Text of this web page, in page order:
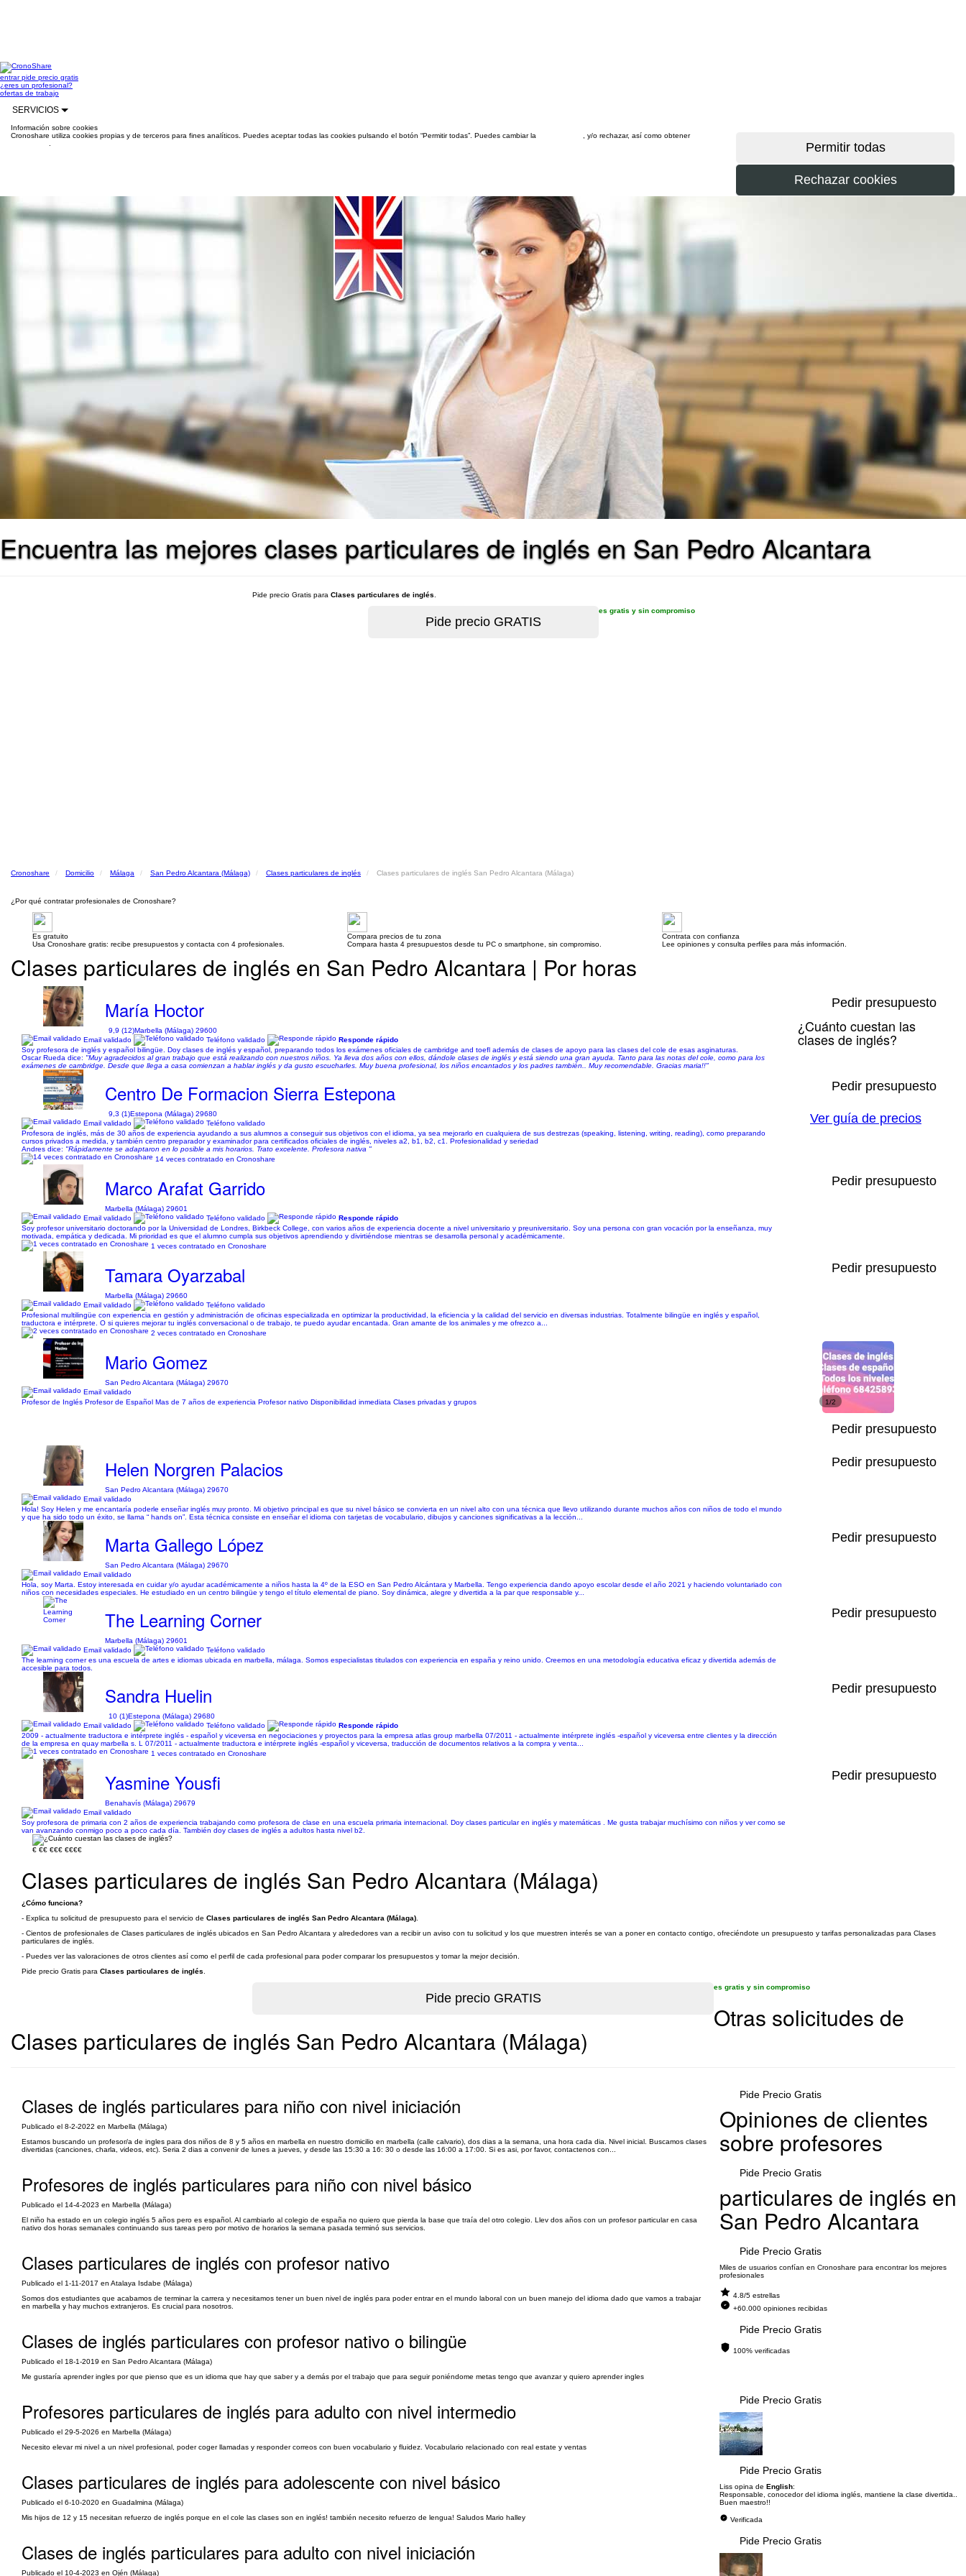
entrarpide precio gratis
¿eres un profesional?
ofertas de trabajo
SERVICIOS
Información sobre cookies
Cronoshare utiliza cookies propias y de terceros para fines analíticos. Puedes aceptar todas las cookies pulsando el botón “Permitir todas”. Puedes cambiar la
, y/o rechazar, así como obtener
Encuentra las mejores clases particulares de inglés en San Pedro Alcantara
Pide precio Gratis para Clases particulares de inglés
es gratis y sin compromiso
Cronoshare Domicilio Málaga San Pedro Alcantara (Málaga) Clases particulares de inglés Clases particulares de inglés San Pedro Alcantara (Málaga)
¿Por qué contratar profesionales de Cronoshare?
Es gratuito
Usa Cronoshare gratis: recibe presupuestos y contacta con 4 profesionales.
Compara precios de tu zona
Compara hasta 4 presupuestos desde tu PC o smartphone, sin compromiso.
Contrata con confianza
Lee opiniones y consulta perfiles para más información.
Clases particulares de inglés en San Pedro Alcantara | Por horas
María Hoctor
9,9 (12)Marbella (Málaga) 29600
Email validado
Teléfono validado
Responde rápido
Soy profesora de inglés y español bilingüe. Doy clases de inglés y español, preparando todos los exámenes oficiales de cambridge and toefl además de clases de apoyo para las clases del cole de esas asginaturas.
Oscar Rueda dice: "Muy agradecidos al gran trabajo que está realizando con nuestros niños. Ya lleva dos años con ellos, dándole clases de inglés y está siendo una gran ayuda. Tanto para las notas del cole, como para los
exámenes de cambridge. Desde que llega a casa comienzan a hablar inglés y da gusto escucharles. Muy buena profesional, los niños encantados y los padres también.. Muy recomendable. Gracias maria!!"
Pedir presupuesto
Centro De Formacion Sierra Estepona
9,3 (1)Estepona (Málaga) 29680
Email validado
Teléfono validado
Profesora de inglés, más de 30 años de experiencia ayudando a sus alumnos a conseguir sus objetivos con el idioma, ya sea mejorarlo en cualquiera de sus destrezas (speaking, listening, writing, reading), como preparando
cursos privados a medida, y también centro preparador y examinador para certificados oficiales de inglés, niveles a2, b1, b2, c1. Profesionalidad y seriedad
Andres dice: "Rápidamente se adaptaron en lo posible a mis horarios. Trato excelente. Profesora nativa "
14 veces contratado en Cronoshare
Pedir presupuesto
Marco Arafat Garrido
Marbella (Málaga) 29601
Email validado
Teléfono validado
Responde rápido
Soy profesor universitario doctorando por la Universidad de Londres, Birkbeck College, con varios años de experiencia docente a nivel universitario y preuniversitario. Soy una persona con gran vocación por la enseñanza, muy
motivada, empática y dedicada. Mi prioridad es que el alumno cumpla sus objetivos aprendiendo y divirtiéndose mientras se desarrolla personal y académicamente.
1 veces contratado en Cronoshare
Pedir presupuesto
Tamara Oyarzabal
Marbella (Málaga) 29660
Email validado
Teléfono validado
Profesional multilingüe con experiencia en gestión y administración de oficinas especializada en optimizar la productividad, la eficiencia y la calidad del servicio en diversas industrias. Totalmente bilingüe en inglés y español,
traductora e intérprete. O si quieres mejorar tu inglés conversacional o de trabajo, te puedo ayudar encantada. Gran amante de los animales y me ofrezco a...
2 veces contratado en Cronoshare
Pedir presupuesto
Mario Gomez
San Pedro Alcantara (Málaga) 29670
Email validado
Profesor de Inglés Profesor de Español Mas de 7 años de experiencia Profesor nativo Disponibilidad inmediata Clases privadas y grupos
1/2
Pedir presupuesto
Helen Norgren Palacios
San Pedro Alcantara (Málaga) 29670
Email validado
Hola! Soy Helen y me encantaría poderle enseñar inglés muy pronto. Mi objetivo principal es que su nivel básico se convierta en un nivel alto con una técnica que llevo utilizando durante muchos años con niños de todo el mundo
y que ha sido todo un éxito, se llama “ hands on”. Esta técnica consiste en enseñar el idioma con tarjetas de vocabulario, dibujos y canciones significativas a la lección...
Pedir presupuesto
Marta Gallego López
San Pedro Alcantara (Málaga) 29670
Email validado
Hola, soy Marta. Estoy interesada en cuidar y/o ayudar académicamente a niños hasta la 4º de la ESO en San Pedro Alcántara y Marbella. Tengo experiencia dando apoyo escolar desde el año 2021 y haciendo voluntariado con
niños con necesidades especiales. He estudiado en un centro bilingüe y tengo el título elemental de piano. Soy dinámica, alegre y divertida a la par que responsable y...
Pedir presupuesto
The Learning Corner
Marbella (Málaga) 29601
Email validado
Teléfono validado
The learning corner es una escuela de artes e idiomas ubicada en marbella, málaga. Somos especialistas titulados con experiencia en españa y reino unido. Creemos en una metodología educativa eficaz y divertida además de
accesible para todos.
Pedir presupuesto
Sandra Huelin
10 (1)Estepona (Málaga) 29680
Email validado
Teléfono validado
Responde rápido
2009 - actualmente traductora e intérprete inglés - español y viceversa en negociaciones y proyectos para la empresa atlas group marbella 07/2011 - actualmente intérprete inglés -español y viceversa entre clientes y la dirección
de la empresa en quay marbella s. L 07/2011 - actualmente traductora e intérprete inglés -español y viceversa, traducción de documentos relativos a la compra y venta...
1 veces contratado en Cronoshare
Pedir presupuesto
Yasmine Yousfi
Benahavís (Málaga) 29679
Email validado
Soy profesora de primaria con 2 años de experiencia trabajando como profesora de clase en una escuela primaria internacional. Doy clases particular en inglés y matemáticas . Me gusta trabajar muchísimo con niños y ver como se
van avanzando conmigo poco a poco cada día. También doy clases de inglés a adultos hasta nivel b2.
Pedir presupuesto
¿Cuánto cuestan las
clases de inglés?
Ver guía de precios
€ €€ €€€ €€€€
Clases particulares de inglés San Pedro Alcantara (Málaga)
¿Cómo funciona?
- Explica tu solicitud de presupuesto para el servicio de Clases particulares de inglés San Pedro Alcantara (Málaga)
- Cientos de profesionales de Clases particulares de inglés ubicados en San Pedro Alcantara y alrededores van a recibir un aviso con tu solicitud y los que muestren interés se van a poner en contacto contigo, ofreciéndote un presupuesto y tarifas personalizadas para Clases
particulares de inglés.
- Puedes ver las valoraciones de otros clientes así como el perfil de cada profesional para poder comparar los presupuestos y tomar la mejor decisión.
Pide precio Gratis para Clases particulares de inglés
es gratis y sin compromiso
Otras solicitudes de
Clases particulares de inglés San Pedro Alcantara (Málaga)
Clases de inglés particulares para niño con nivel iniciación
Publicado el 8-2-2022 en Marbella (Málaga)
Estamos buscando un profesor/a de ingles para dos niños de 8 y 5 años en marbella en nuestro domicilio en marbella (calle calvario), dos dias a la semana, una hora cada dia. Nivel inicial. Buscamos clases
divertidas (canciones, charla, videos, etc). Seria 2 dias a convenir de lunes a jueves, y desde las 15:30 a 16: 30 o desde las 16:00 a 17:00. Si es asi, por favor, contactenos con...
Pide Precio Gratis
Profesores de inglés particulares para niño con nivel básico
Publicado el 14-4-2023 en Marbella (Málaga)
El niño ha estado en un colegio inglés 5 años pero es español. Al cambiarlo al colegio de españa no quiero que pierda la base que traía del otro colegio. Llev dos años con un profesor particular en casa
nativo dos horas semanales continuando sus tareas pero por motivo de horarios la semana pasada terminó sus servicios.
Pide Precio Gratis
Clases particulares de inglés con profesor nativo
Publicado el 1-11-2017 en Atalaya Isdabe (Málaga)
Somos dos estudiantes que acabamos de terminar la carrera y necesitamos tener un buen nivel de inglés para poder entrar en el mundo laboral con un buen manejo del idioma dado que vamos a trabajar
en marbella y hay muchos extranjeros. Es crucial para nosotros.
Pide Precio Gratis
Clases de inglés particulares con profesor nativo o bilingüe
Publicado el 18-1-2019 en San Pedro Alcantara (Málaga)
Me gustaría aprender ingles por que pienso que es un idioma que hay que saber y a demás por el trabajo que para seguir poniéndome metas tengo que avanzar y quiero aprender ingles
Pide Precio Gratis
Profesores particulares de inglés para adulto con nivel intermedio
Publicado el 29-5-2026 en Marbella (Málaga)
Necesito elevar mi nivel a un nivel profesional, poder coger llamadas y responder correos con buen vocabulario y fluidez. Vocabulario relacionado con real estate y ventas
Pide Precio Gratis
Clases particulares de inglés para adolescente con nivel básico
Publicado el 6-10-2020 en Guadalmina (Málaga)
Mis hijos de 12 y 15 necesitan refuerzo de inglés porque en el cole las clases son en inglés! también necesito refuerzo de lengua! Saludos Mario halley
Pide Precio Gratis
Clases de inglés particulares para adulto con nivel iniciación
Publicado el 10-4-2023 en Ojén (Málaga)
Pide Precio Gratis
Opiniones de clientes
sobre profesores
particulares de inglés en
San Pedro Alcantara
Miles de usuarios confían en Cronoshare para encontrar los mejores
profesionales
4.8/5 estrellas
+60.000 opiniones recibidas
100% verificadas
Liss opina de English:
Responsable, conocedor del idioma inglés, mantiene la clase divertida..
Buen maestro!!
Verificada